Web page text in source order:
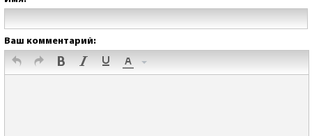
Ваш комментарий: